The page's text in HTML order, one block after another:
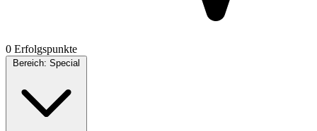
0 Erfolgspunkte
Bereich: Special